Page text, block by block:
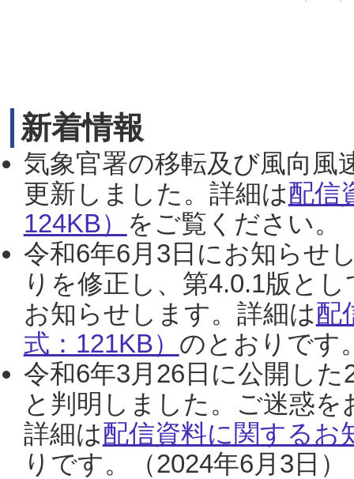
新着情報
気象官署の移転及び風向風
更新しました。詳細は配信
124KB） をご覧ください。
令和6年6月3日にお知らせ
りを修正し、第4.0.1版と
お知らせします。詳細は配
式：121KB） のとおりです
令和6年3月26日に公開し
と判明しました。ご迷惑
詳細は配信資料に関するお
りです。（2024年6月3日）